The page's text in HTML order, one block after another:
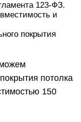
123-ФЗ.
и
покрытия
потолка
150